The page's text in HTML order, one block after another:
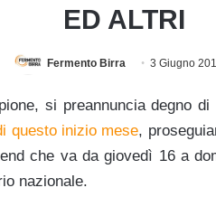
ED ALTRI
Fermento Birra 3 Giugno
si preannuncia degno
questo inizio mese,
che va da giovedì 16 a
nazionale.